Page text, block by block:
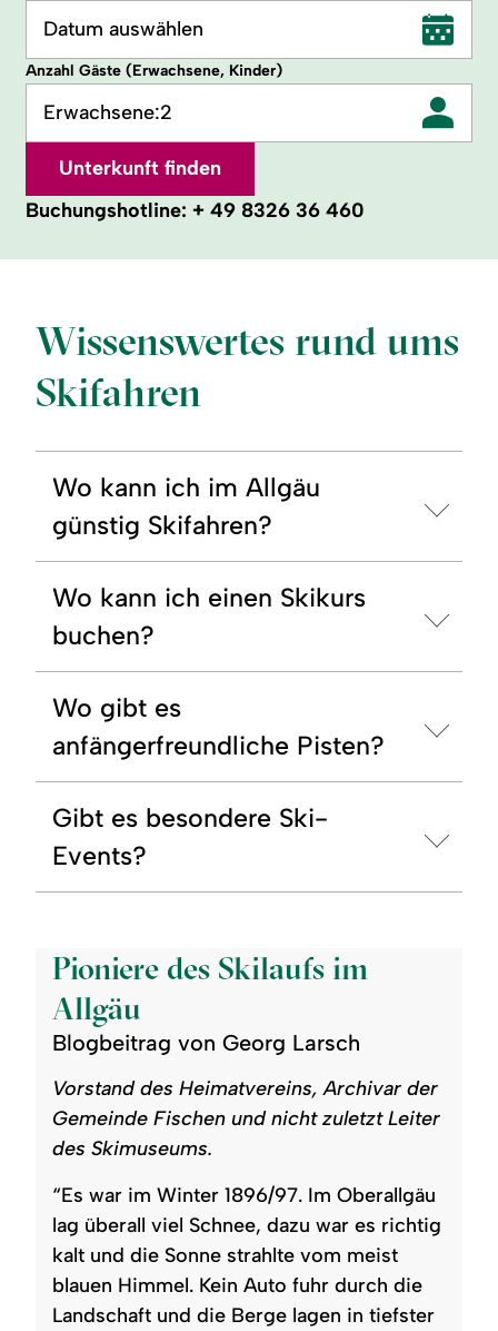
Datum auswählen
Anzahl Gäste (Erwachsene, Kinder)
2
Erwachsene:
Unterkunft finden
Buchungshotline: + 49 8326 36 460
Wissenswertes rund ums
Skifahren
Wo kann ich im Allgäu
günstig Skifahren?
Wo kann ich einen Skikurs
buchen?
Wo gibt es
anfängerfreundliche Pisten?
Gibt es besondere Ski-
Events?
Pioniere des Skilaufs im
Allgäu
Blogbeitrag von Georg Larsch
Vorstand des Heimatvereins, Archivar der
Gemeinde Fischen und nicht zuletzt Leiter
des Skimuseums.
“Es war im Winter 1896/97. Im Oberallgäu
lag überall viel Schnee, dazu war es richtig
kalt und die Sonne strahlte vom meist
blauen Himmel. Kein Auto fuhr durch die
Landschaft und die Berge lagen in tiefster